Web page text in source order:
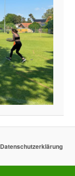
Datenschutzerklärung